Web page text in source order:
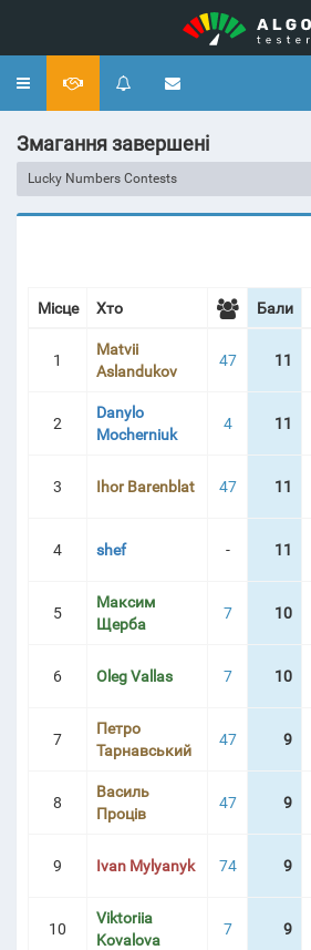
Toggle
Змагання завершені
Lucky Numbers Contests
Місце Хто Бали
1
Matvii
Aslandukov
47 11
2
Danylo
Mocherniuk
4 11
3 Ihor Barenblat 47 11
4 shef - 11
5
Максим
Щерба
7 10
6 Oleg Vallas 7 10
7
Петро
Тарнавський
47 9
8
Василь
Проців
47 9
9 Ivan Mylyanyk 74 9
10
Viktoriia
Kovalova
7 9